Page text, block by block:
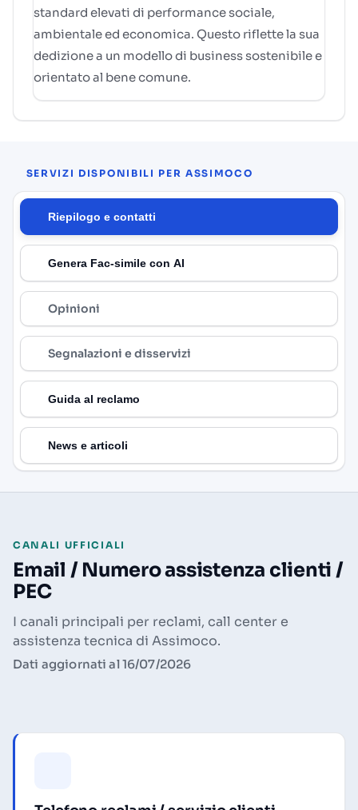
standard elevati di performance sociale,
ambientale ed economica. Questo riflette la sua
dedizione a un modello di business sostenibile e
orientato al bene comune.
SERVIZI DISPONIBILI PER ASSIMOCO
Riepilogo e contatti
Genera Fac-simile con AI
Opinioni
Segnalazioni e disservizi
Guida al reclamo
News e articoli
CANALI UFFICIALI
Email / Numero assistenza clienti /
PEC
I canali principali per reclami, call center e
assistenza tecnica di Assimoco.
Dati aggiornati al 16/07/2026